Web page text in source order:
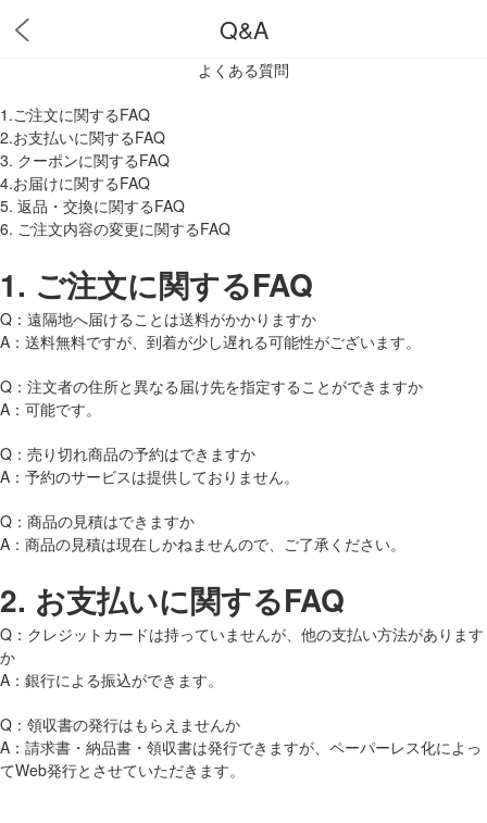
Q&A
よくある質問
1.ご注文に関するFAQ
2.お支払いに関するFAQ
3. クーポンに関するFAQ
4.お届けに関するFAQ
5. 返品・交換に関するFAQ
6. ご注文内容の変更に関するFAQ
1. ご注文に関するFAQ
Q：遠隔地へ届けることは送料がかかりますか
A：送料無料ですが、到着が少し遅れる可能性がございます。
Q：注文者の住所と異なる届け先を指定することができますか
A：可能です。
Q：売り切れ商品の予約はできますか
A：予約のサービスは提供しておりません。
Q：商品の見積はできますか
A：商品の見積は現在しかねませんので、ご了承ください。
2. お支払いに関するFAQ
Q：クレジットカードは持っていませんが、他の支払い方法があります
か
A：銀行による振込ができます。
Q：領収書の発行はもらえませんか
A：請求書・納品書・領収書は発行できますが、ペーパーレス化によっ
てWeb発行とさせていただきます。